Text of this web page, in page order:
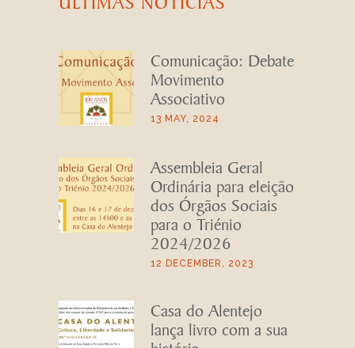
Comunicação: Debate
Movimento
Associativo
13 MAY, 2024
Assembleia Geral
Ordinária para eleição
dos Órgãos Sociais
para o Triénio
2024/2026
12 DECEMBER, 2023
Casa do Alentejo
lança livro com a sua
história